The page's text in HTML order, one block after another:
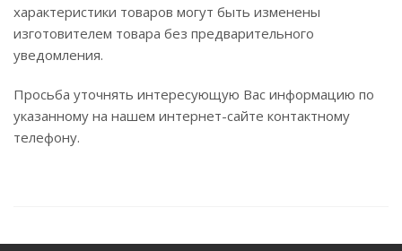
характеристики товаров могут быть изменены
изготовителем товара без предварительного
уведомления.
Просьба уточнять интересующую Вас информацию по
указанному на нашем интернет-сайте контактному
телефону.